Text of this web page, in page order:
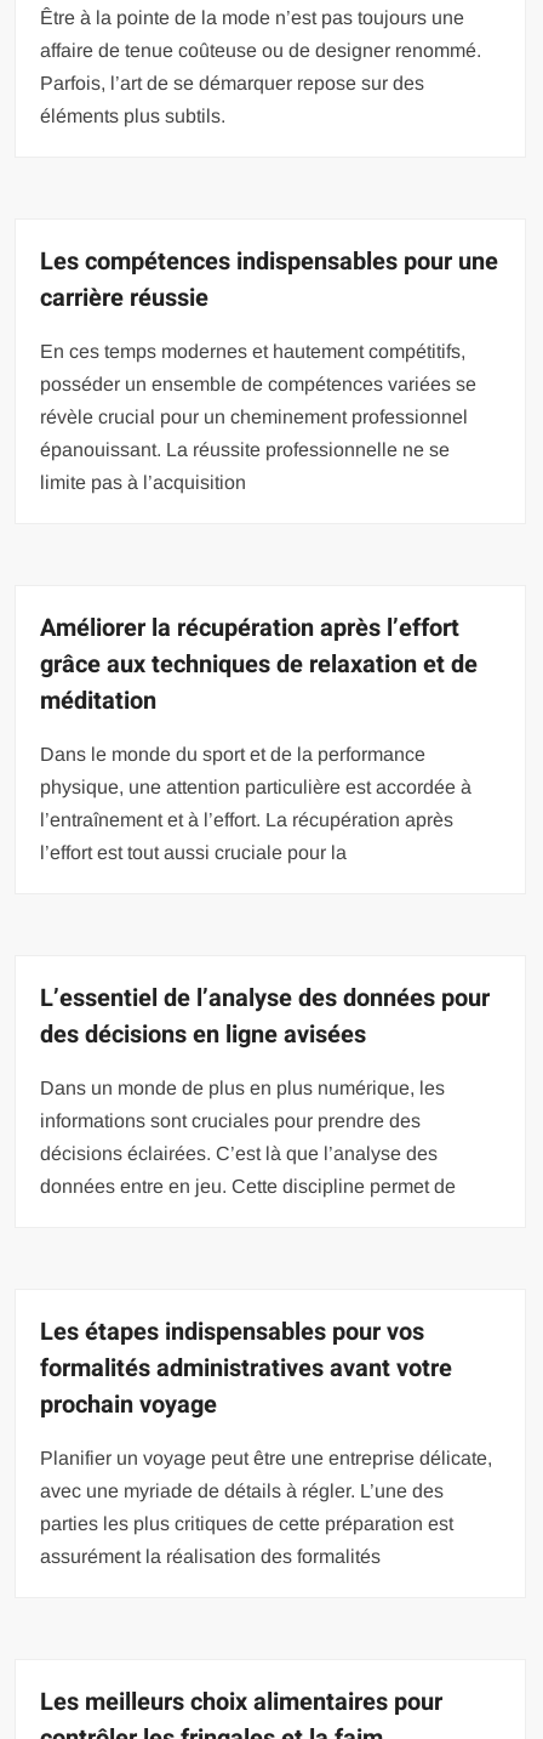
Être à la pointe de la mode n’est pas toujours une
affaire de tenue coûteuse ou de designer renommé.
Parfois, l’art de se démarquer repose sur des
éléments plus subtils.
Les compétences indispensables pour une
carrière réussie
En ces temps modernes et hautement compétitifs,
posséder un ensemble de compétences variées se
révèle crucial pour un cheminement professionnel
épanouissant. La réussite professionnelle ne se
limite pas à l’acquisition
Améliorer la récupération après l’effort
grâce aux techniques de relaxation et de
méditation
Dans le monde du sport et de la performance
physique, une attention particulière est accordée à
l’entraînement et à l’effort. La récupération après
l’effort est tout aussi cruciale pour la
L’essentiel de l’analyse des données pour
des décisions en ligne avisées
Dans un monde de plus en plus numérique, les
informations sont cruciales pour prendre des
décisions éclairées. C’est là que l’analyse des
données entre en jeu. Cette discipline permet de
Les étapes indispensables pour vos
formalités administratives avant votre
prochain voyage
Planifier un voyage peut être une entreprise délicate,
avec une myriade de détails à régler. L’une des
parties les plus critiques de cette préparation est
assurément la réalisation des formalités
Les meilleurs choix alimentaires pour